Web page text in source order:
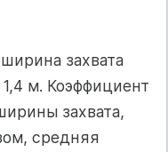
захвата
м. Коэффициент
захвата,
средняя